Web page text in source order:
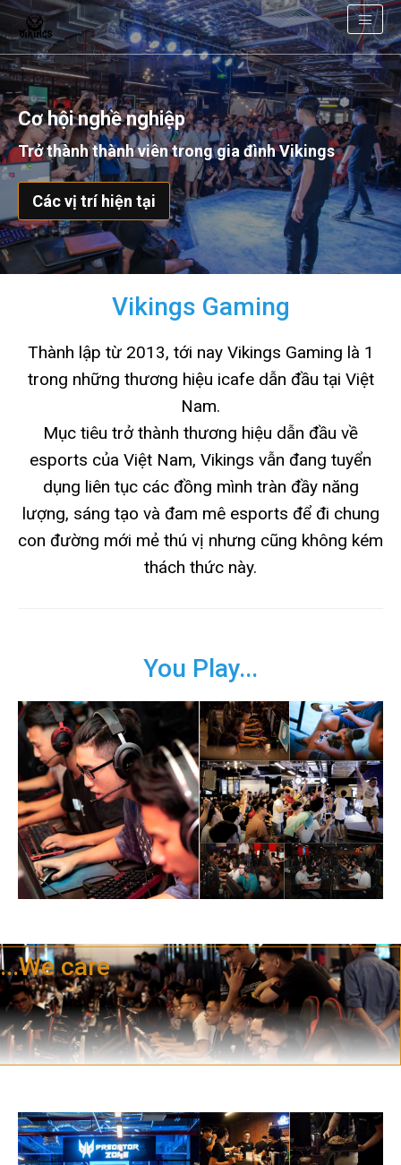
Cơ hội nghề nghiệp
Trở thành thành viên trong gia đình Vikings
Các vị trí hiện tại
Vikings Gaming
Thành lập từ 2013, tới nay Vikings Gaming là 1
trong những thương hiệu icafe dẫn đầu tại Việt
Nam.
Mục tiêu trở thành thương hiệu dẫn đầu về
esports của Việt Nam, Vikings vẫn đang tuyển
dụng liên tục các đồng mình tràn đầy năng
lượng, sáng tạo và đam mê esports để đi chung
con đường mới mẻ thú vị nhưng cũng không kém
thách thức này.
You Play...
...We care